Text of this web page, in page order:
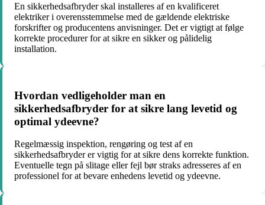
En sikkerhedsafbryder skal installeres af en kvalificeret
elektriker i overensstemmelse med de gældende elektriske
forskrifter og producentens anvisninger. Det er vigtigt at følge
korrekte procedurer for at sikre en sikker og pålidelig
installation.
Hvordan vedligeholder man en
sikkerhedsafbryder for at sikre lang levetid og
optimal ydeevne?
Regelmæssig inspektion, rengøring og test af en
sikkerhedsafbryder er vigtig for at sikre dens korrekte funktion.
Eventuelle tegn på slitage eller fejl bør straks adresseres af en
professionel for at bevare enhedens levetid og ydeevne.